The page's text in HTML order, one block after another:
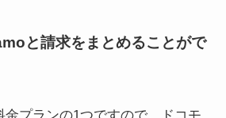
と請求をまとめることがで
金プランの1つですので、ドコモ